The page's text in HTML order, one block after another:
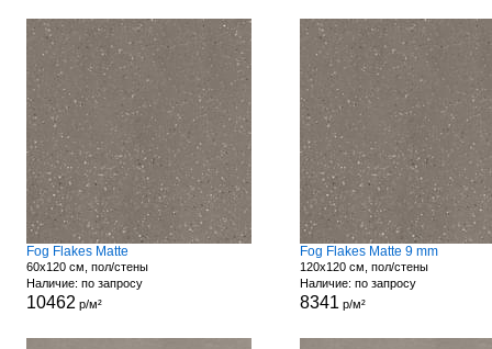
Fog Flakes Matte
60x120 см, пол/стены
Наличие: по запросу
10462 р/м²
Fog Flakes Matte 9 mm
120x120 см, пол/стены
Наличие: по запросу
8341 р/м²